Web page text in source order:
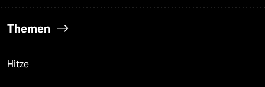
Themen
Hitze